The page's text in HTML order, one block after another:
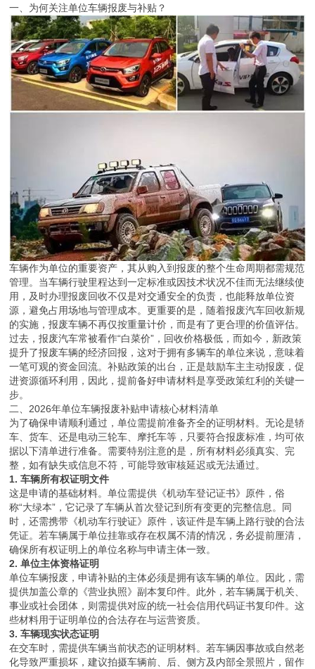
一、为何关注单位车辆报废与补贴？
车辆作为单位的重要资产，其从购入到报废的整个生命周期都需规范
管理。当车辆行驶里程达到一定标准或因技术状况不佳而无法继续使
用，及时办理报废回收不仅是对交通安全的负责，也能释放单位资
源，避免占用场地与管理成本。更重要的是，随着报废汽车回收新规
的实施，报废车辆不再仅按重量计价，而是有了更合理的价值评估。
过去，报废汽车常被看作“白菜价”，回收价格极低，而如今，新政策
提升了报废车辆的经济回报，这对于拥有多辆车的单位来说，意味着
一笔可观的资金回流。补贴政策的出台，正是鼓励车主主动报废，促
进资源循环利用，因此，提前备好申请材料是享受政策红利的关键一
步。
二、2026年单位车辆报废补贴申请核心材料清单
为了确保申请顺利通过，单位需提前准备齐全的证明材料。无论是轿
车、货车、还是电动三轮车、摩托车等，只要符合报废标准，均可依
据以下清单进行准备。需要特别注意的是，所有材料必须真实、完
整，如有缺失或信息不符，可能导致审核延迟或无法通过。
1. 车辆所有权证明文件
这是申请的基础材料。单位需提供《机动车登记证书》原件，俗
称“大绿本”，它记录了车辆从首次登记到所有变更的完整信息。同
时，还需携带《机动车行驶证》原件，该证件是车辆上路行驶的合法
凭证。若车辆属于单位挂靠或存在权属不清的情况，务必提前厘清，
确保所有权证明上的单位名称与申请主体一致。
2. 单位主体资格证明
单位车辆报废，申请补贴的主体必须是拥有该车辆的单位。因此，需
提供加盖公章的《营业执照》副本复印件。此外，若车辆属于机关、
事业或社会团体，则需提供对应的统一社会信用代码证书复印件。这
些材料用于证明单位的合法存在与运营资质。
3. 车辆现实状态证明
在交车时，需提供车辆当前状态的证明材料。若车辆因事故或自然老
化导致严重损坏，建议拍摄车辆前、后、侧方及内部全景照片，留作